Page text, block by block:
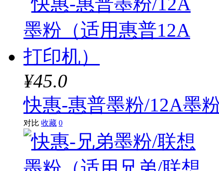
¥45.0
快惠-惠普墨粉/12A墨
对比 收藏 0